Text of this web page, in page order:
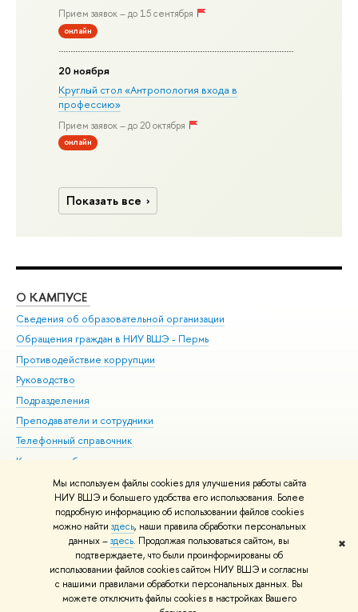
Мы используем файлы cookies для улучшения работы сайта
НИУ ВШЭ и большего удобства его использования. Более
подробную информацию об использовании файлов cookies
можно найти здесь, наши правила обработки персональных
данных –здесь. Продолжая пользоваться сайтом, вы
подтверждаете, что были проинформированы об
использовании файлов cookies сайтом НИУ ВШЭ и согласны
с нашими правилами обработки персональных данных. Вы
можете отключить файлы cookies в настройках Вашего
✖
Прием заявок – до 15 сентября
онлайн
20 ноября
Круглый стол «Антропология входа в
профессию»
Прием заявок – до 20 октября
онлайн
Показать все
О КАМПУСЕ
Сведения об образовательной организации
Обращения граждан в НИУ ВШЭ - Пермь
Противодействие коррупции
Руководство
Подразделения
Преподаватели и сотрудники
Телефонный справочник
Корпуса и общежития
ВШЭ для студентов с ограниченными возможностями
здоровья и инвалидностью
Единая платежная страница
© НИУ ВШЭ 1993–2026 Условия использования материалов Адреса
и контакты Карта сайта
Шрифты HSE Sans и HSE Slab разработаны вШколе дизайна НИУ ВШЭ